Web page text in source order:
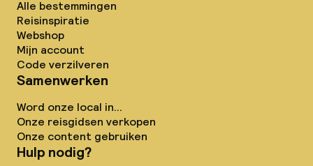
Alle bestemmingen
Reisinspiratie
Webshop
Mijn account
Code verzilveren
Samenwerken
Word onze local in...
Onze reisgidsen verkopen
Onze content gebruiken
Hulp nodig?